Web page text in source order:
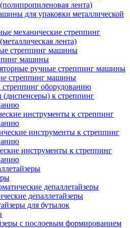
лента)
для упаковки металлической
механические стреппинг
лента)
стреппинг машины
машины
ручные стреппинг машины
стреппинг машины
стреппинг оборудованию
к стреппинг
инструменты к стреппинг
инструменты к стреппинг
инструменты к стреппинг
депаллетайзеры
депаллетайзеры
для бутылок
с послоевым формированием